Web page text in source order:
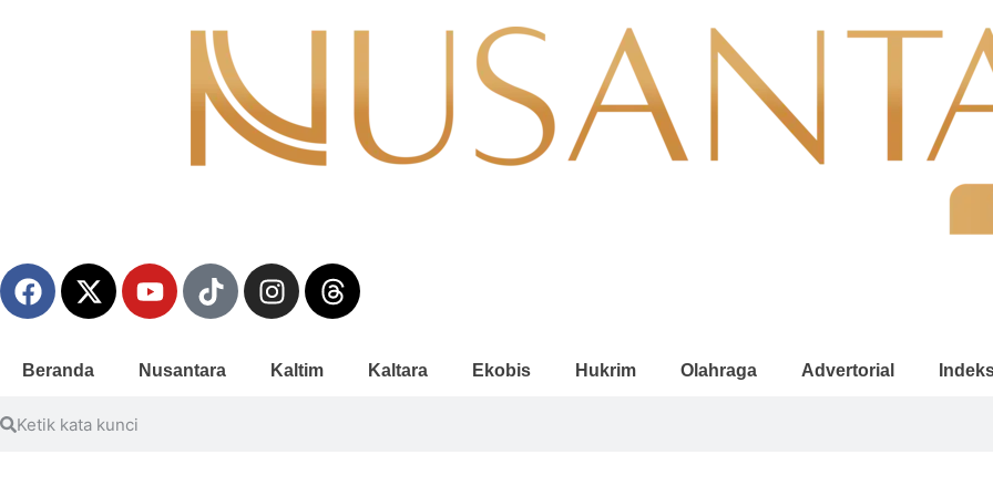
Beranda Nusantara Kaltim Kaltara Ekobis Hukrim Olahraga Advertorial